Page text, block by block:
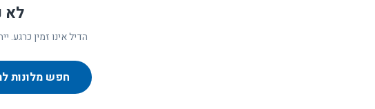
לא
הדיל אינו זמין כרגע.
חפש מלונות